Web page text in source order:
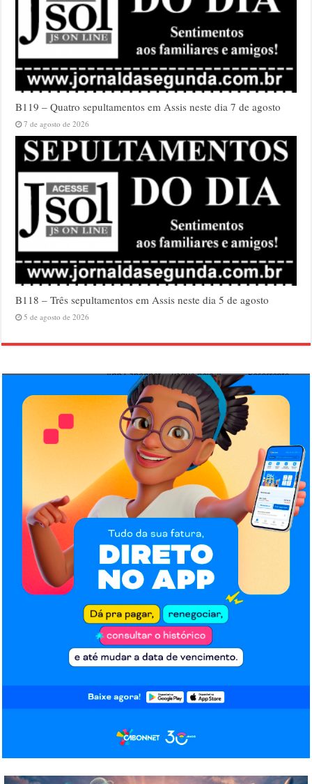
B119 – Quatro sepultamentos em Assis neste dia 7 de agosto
7 de agosto de 2026
B118 – Três sepultamentos em Assis neste dia 5 de agosto
5 de agosto de 2026